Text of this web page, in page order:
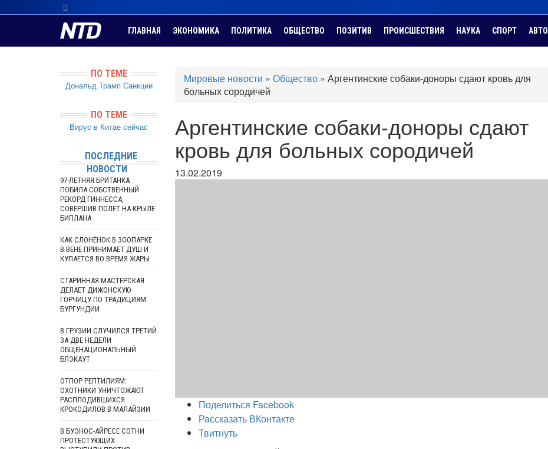
ГЛАВНАЯ ЭКОНОМИКА ПОЛИТИКА ОБЩЕСТВО ПОЗИТИВ ПРОИСШЕСТВИЯ НАУКА СПОРТ АВТО
Мировые новости » Общество » Аргентинские собаки-доноры сдают кровь для
больных сородичей
Аргентинские собаки-доноры сдают
кровь для больных сородичей
13.02.2019
Поделиться Facebook
Рассказать ВКонтакте
Твитнуть
ПО ТЕМЕ
Дональд Трамп Санкции
ПО ТЕМЕ
Вирус в Китае сейчас
ПОСЛЕДНИЕ
НОВОСТИ
97-ЛЕТНЯЯ БРИТАНКА
ПОБИЛА СОБСТВЕННЫЙ
РЕКОРД ГИННЕССА,
СОВЕРШИВ ПОЛЁТ НА КРЫЛЕ
БИПЛАНА
КАК СЛОНЁНОК В ЗООПАРКЕ
В ВЕНЕ ПРИНИМАЕТ ДУШ И
КУПАЕТСЯ ВО ВРЕМЯ ЖАРЫ
СТАРИННАЯ МАСТЕРСКАЯ
ДЕЛАЕТ ДИЖОНСКУЮ
ГОРЧИЦУ ПО ТРАДИЦИЯМ
БУРГУНДИИ
В ГРУЗИИ СЛУЧИЛСЯ ТРЕТИЙ
ЗА ДВЕ НЕДЕЛИ
ОБЩЕНАЦИОНАЛЬНЫЙ
БЛЭКАУТ
ОТПОР РЕПТИЛИЯМ:
ОХОТНИКИ УНИЧТОЖАЮТ
РАСПЛОДИВШИХСЯ
КРОКОДИЛОВ В МАЛАЙЗИИ
В БУЭНОС-АЙРЕСЕ СОТНИ
ПРОТЕСТУЮЩИХ